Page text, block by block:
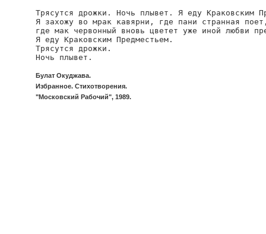
Трясутся дрожки. Ночь плывет. Я еду Краковским
Я захожу во мрак кавярни, где пани странная
где мак червонный вновь цветет уже иной любви
Я еду Краковским Предместьем.
Трясутся дрожки.
Ночь плывет.
Булат Окуджава.
Избранное. Стихотворения.
"Московский Рабочий", 1989.